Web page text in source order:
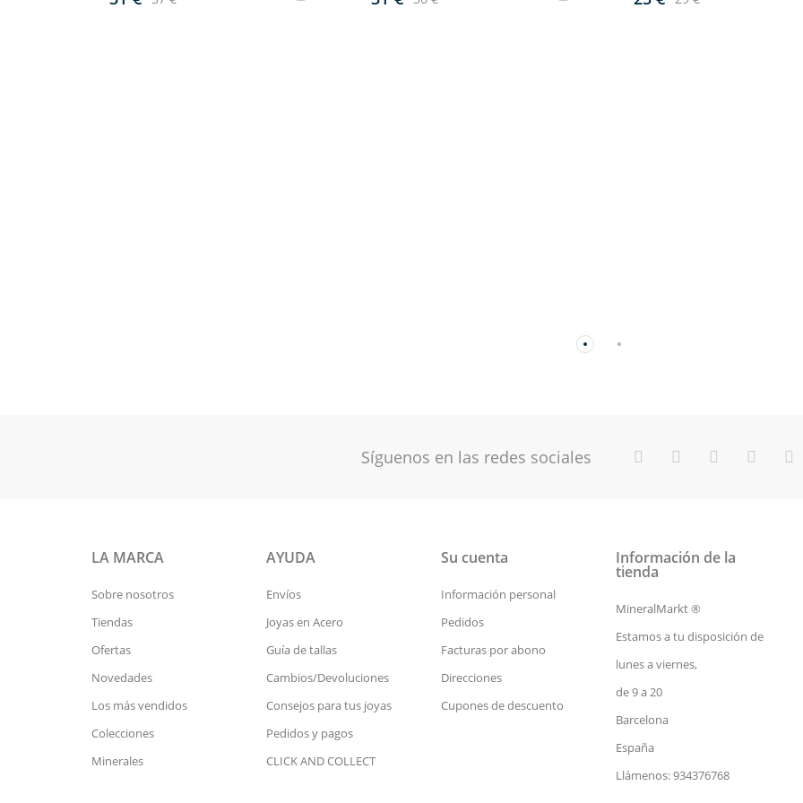
Síguenos en las redes sociales
LA MARCA
Sobre nosotros
Tiendas
Ofertas
Novedades
Los más vendidos
Colecciones
Minerales
AYUDA
Envíos
Joyas en Acero
Guía de tallas
Cambios/Devoluciones
Consejos para tus joyas
Pedidos y pagos
CLICK AND COLLECT
Su cuenta
Información personal
Pedidos
Facturas por abono
Direcciones
Cupones de descuento
Información de la
tienda
MineralMarkt ®
Estamos a tu disposición de
lunes a viernes,
de 9 a 20
Barcelona
España
Llámenos: 934376768